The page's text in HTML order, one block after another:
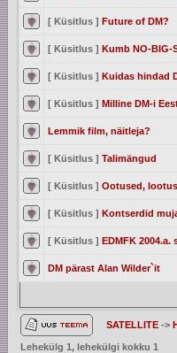
[ Küsitlus ] Future of DM?
[ Küsitlus ] Kumb NO-BIG-
[ Küsitlus ] Kuidas hindad
[ Küsitlus ] Milline DM-i
Lemmik film, näitleja?
[ Küsitlus ] Talimängud
[ Küsitlus ] Ootused,
[ Küsitlus ] Kontserdid
[ Küsitlus ] EDMFK 2004.a.
DM pärast Alan Wilder`it
SATELLITE ->
Lehekülg 1, lehekülgi kokku 1